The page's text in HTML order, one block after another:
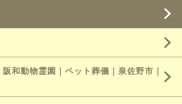
和動物霊園｜ペット葬儀｜泉佐野市｜